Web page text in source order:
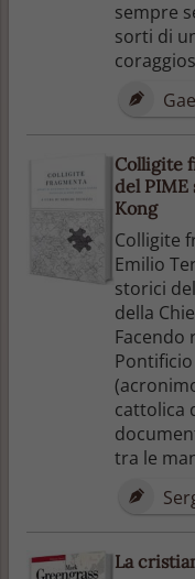
sempre
sorti di
Colligite
del PIME
Kong
Colligite
Emilio
storici
della
Facendo
cattolica
tra le
La